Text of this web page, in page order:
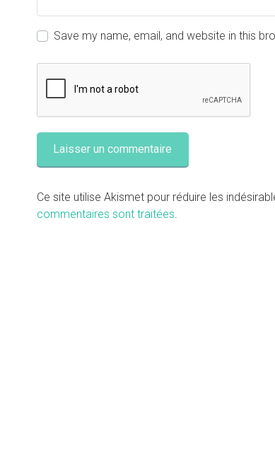
Save my name, email, and website in this
Ce site utilise Akismet pour réduire les
commentaires sont traitées.